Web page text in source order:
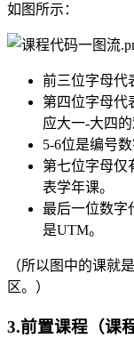
如图所示：
前三位字母代
第四位字母代
应大一-大四的
5-6位是编号
第七位字母仅
表学年课。
最后一位数字
是UTM。
（所以图中的课就
区。）
3.前置课程（课